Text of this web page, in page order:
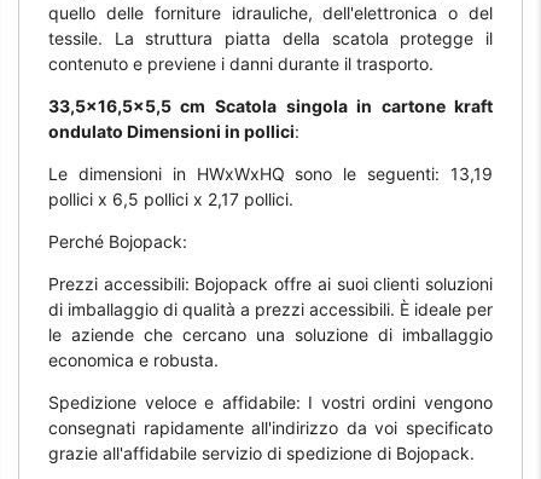
quello delle forniture idrauliche, dell'elettronica o del
tessile. La struttura piatta della scatola protegge il
contenuto e previene i danni durante il trasporto.
33,5x16,5x5,5 cm Scatola singola in cartone kraft
ondulato Dimensioni in pollici:
Le dimensioni in HWxWxHQ sono le seguenti: 13,19
pollici x 6,5 pollici x 2,17 pollici.
Perché Bojopack:
Prezzi accessibili: Bojopack offre ai suoi clienti soluzioni
di imballaggio di qualità a prezzi accessibili. È ideale per
le aziende che cercano una soluzione di imballaggio
economica e robusta.
Spedizione veloce e affidabile: I vostri ordini vengono
consegnati rapidamente all'indirizzo da voi specificato
grazie all'affidabile servizio di spedizione di Bojopack.